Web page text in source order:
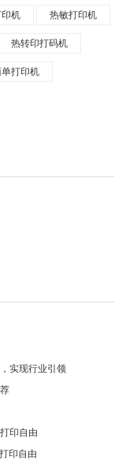
印机 热敏打印机
热转印打码机
打印机
实现行业引领
印自由
印自由